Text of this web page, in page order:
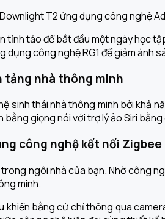
T2 ứng dụng công nghệ
táo để bắt đầu một ngày học
công nghệ RG1 để giảm ánh
tảng nhà thông minh
sinh thái nhà thông minh bởi khả
giọng nói với trợ lý ảo Siri bằng
công nghệ kết nối Zigbee
ngôi nhà của bạn. Nhờ công
minh.
khiển bằng cử chỉ thông qua